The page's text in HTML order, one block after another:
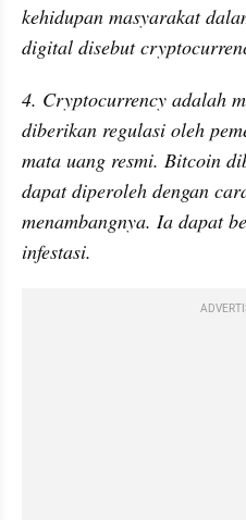
kehidupan masyarakat
digital disebut
4. Cryptocurrency adalah
diberikan regulasi oleh
mata uang resmi. Bitcoin
dapat diperoleh dengan
menambangnya. Ia dapat
infestasi.